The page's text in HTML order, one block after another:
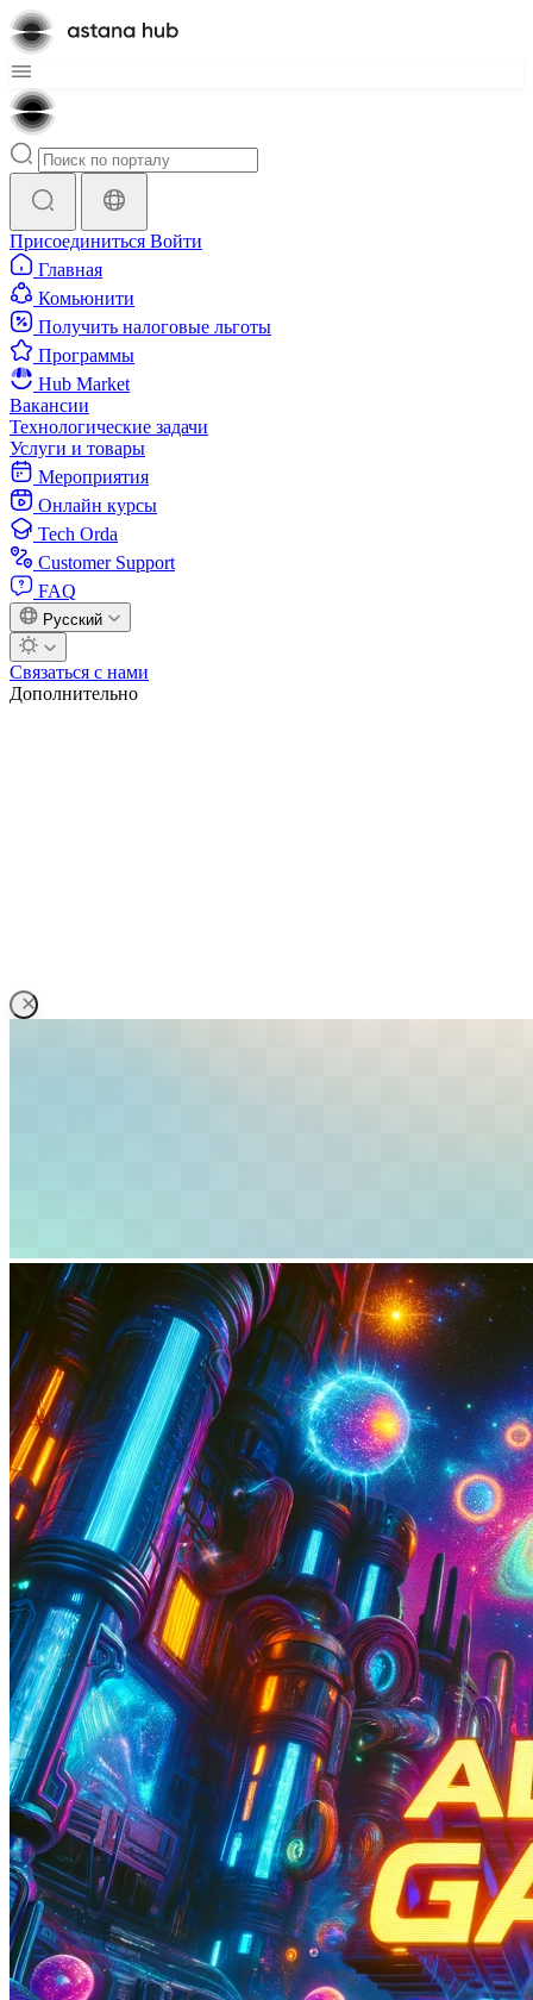
Присоединиться Войти
Главная
Комьюнити
Получить налоговые льготы
Программы
Hub Market
Вакансии
Технологические задачи
Услуги и товары
Мероприятия
Онлайн курсы
Tech Orda
Customer Support
FAQ
Русский
Связаться с нами
Дополнительно